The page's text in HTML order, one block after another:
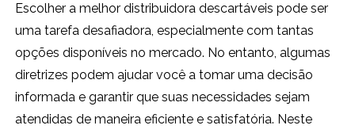
Escolher a melhor distribuidora descartáveis pode ser
uma tarefa desafiadora, especialmente com tantas
opções disponíveis no mercado. No entanto, algumas
diretrizes podem ajudar você a tomar uma decisão
informada e garantir que suas necessidades sejam
atendidas de maneira eficiente e satisfatória. Neste